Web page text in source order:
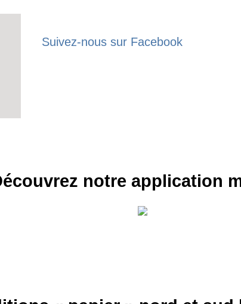
Suivez-nous sur Facebook
notre application